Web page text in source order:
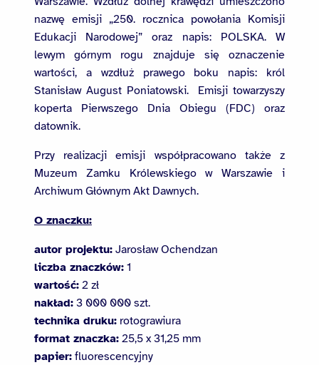
nazwę emisji „250. rocznica powołania Komisji
Edukacji Narodowej” oraz napis: POLSKA. W
lewym górnym rogu znajduje się oznaczenie
wartości, a wzdłuż prawego boku napis: król
Stanisław August Poniatowski. Emisji towarzyszy
koperta Pierwszego Dnia Obiegu (FDC) oraz
datownik.
Przy realizacji emisji współpracowano także z
Muzeum Zamku Królewskiego w Warszawie i
Archiwum Głównym Akt Dawnych.
O znaczku:
autor projektu: Jarosław Ochendzan
liczba znaczków: 1
wartość: 2 zł
nakład: 3 000 000 szt.
technika druku: rotograwiura
format znaczka: 25,5 x 31,25 mm
papier: fluorescencyjny